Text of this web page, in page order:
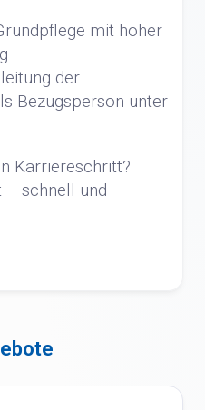
mit hoher
der
Bezugsperson unter
Karriereschritt?
– schnell und